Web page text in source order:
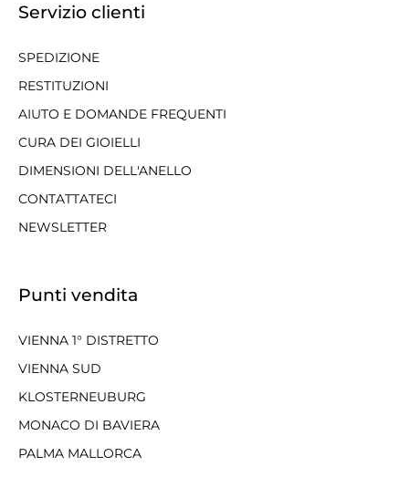
Servizio clienti
SPEDIZIONE
RESTITUZIONI
AIUTO E DOMANDE FREQUENTI
CURA DEI GIOIELLI
DIMENSIONI DELL'ANELLO
CONTATTATECI
NEWSLETTER
Punti vendita
VIENNA 1° DISTRETTO
VIENNA SUD
KLOSTERNEUBURG
MONACO DI BAVIERA
PALMA MALLORCA